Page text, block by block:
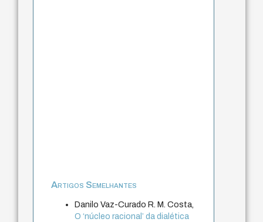
Artigos Semelhantes
Danilo Vaz-Curado R. M. Costa,
O ‘núcleo racional’ da dialética